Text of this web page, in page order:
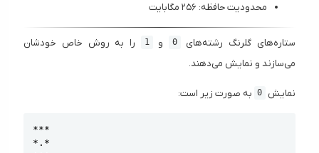
محدودیت حافظه: ۲۵۶ مگابایت
ستاره‌های گلرنگ رشته‌های 0 و 1
را به روش خاص خودشان
می‌سازند و نمایش می‌دهند.
نمایش 0 به صورت زیر است:
***
*.*